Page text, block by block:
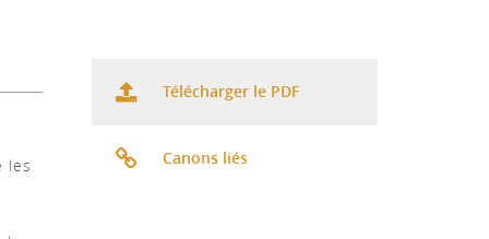
les
Télécharger le PDF
Canons liés